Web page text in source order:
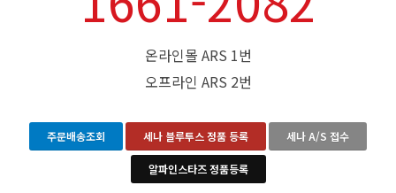
온라인몰 ARS 1번
오프라인 ARS 2번
주문배송조회 세나 블루투스 정품 등록 세나 A/S 접수
알파인스타즈 정품등록